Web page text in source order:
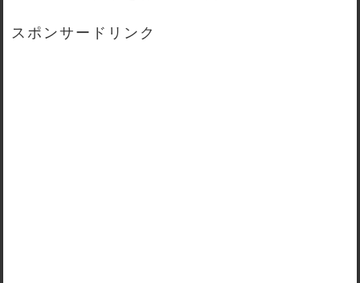
スポンサードリンク